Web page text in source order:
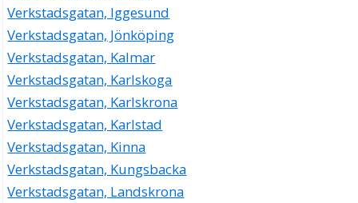
Verkstadsgatan, Iggesund
Verkstadsgatan, Jönköping
Verkstadsgatan, Kalmar
Verkstadsgatan, Karlskoga
Verkstadsgatan, Karlskrona
Verkstadsgatan, Karlstad
Verkstadsgatan, Kinna
Verkstadsgatan, Kungsbacka
Verkstadsgatan, Landskrona